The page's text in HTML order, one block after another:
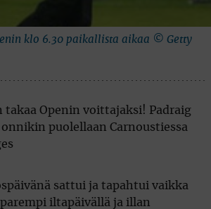
klo 6.30 paikallista aikaa © Getty
sattui ja tapahtui vaikka
iltapäivällä ja illan